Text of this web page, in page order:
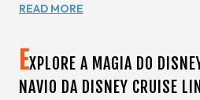
READ MORE
CANYON:
E
EXPLORE A MAGIA DO
NAVIO DA DISNEY CRUISE